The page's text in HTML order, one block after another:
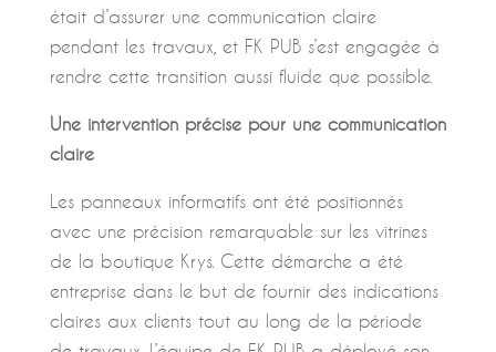
était d’assurer une communication claire
pendant les travaux, et FK PUB s’est engagée à
rendre cette transition aussi fluide que possible.
Une intervention précise pour une communication
claire
Les panneaux informatifs ont été positionnés
avec une précision remarquable sur les vitrines
de la boutique Krys. Cette démarche a été
entreprise dans le but de fournir des indications
claires aux clients tout au long de la période